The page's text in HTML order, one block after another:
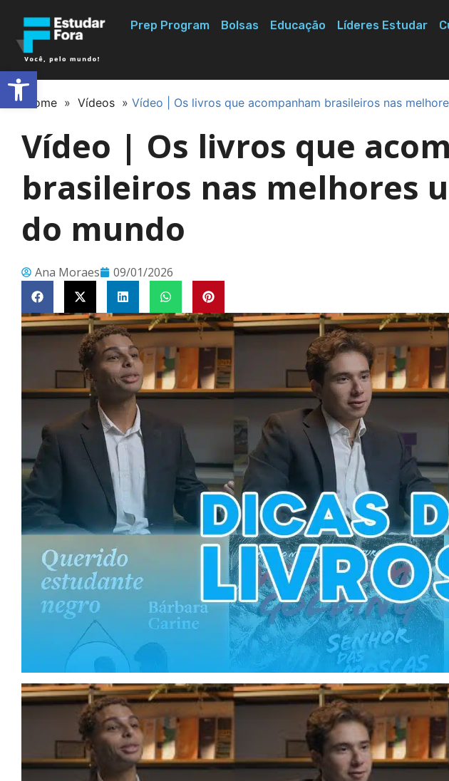
Prep Program Bolsas Educação Líderes Estudar
Home » Vídeos » Vídeo | Os livros que acompanham brasileiros nas
Vídeo | Os livros que
brasileiros nas melhores
do mundo
Ana Moraes 09/01/2026
Abrir a barra de ferramentas